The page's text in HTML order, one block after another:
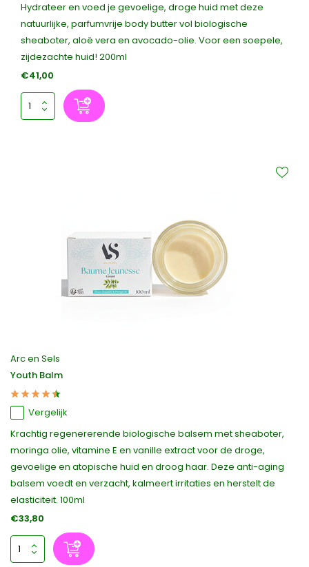
Hydrateer en voed je gevoelige, droge huid met deze
natuurlijke, parfumvrije body butter vol biologische
sheaboter, aloë vera en avocado-olie. Voor een soepele,
zijdezachte huid! 200ml
€41,00
Arc en Sels
Youth Balm
Vergelijk
Krachtig regenererende biologische balsem met sheaboter,
moringa olie, vitamine E en vanille extract voor de droge,
gevoelige en atopische huid en droog haar. Deze anti-aging
balsem voedt en verzacht, kalmeert irritaties en herstelt de
elasticiteit. 100ml
€33,80